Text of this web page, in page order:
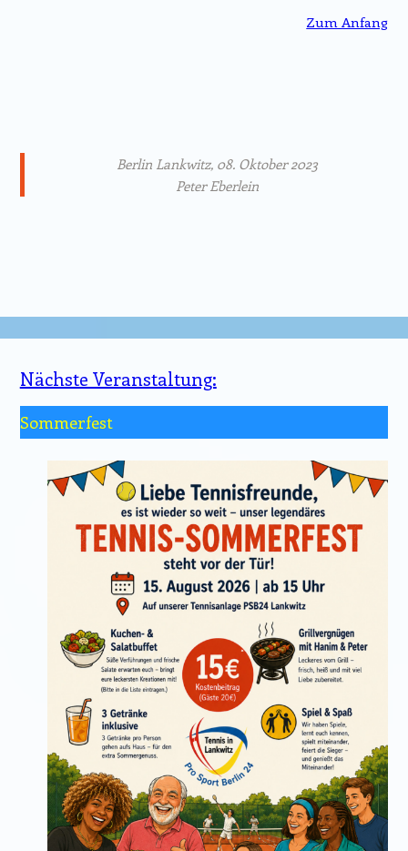
Zum Anfang
Berlin Lankwitz, 08. Oktober 2023
Peter Eberlein
Nächste Veranstaltung:
Sommerfest